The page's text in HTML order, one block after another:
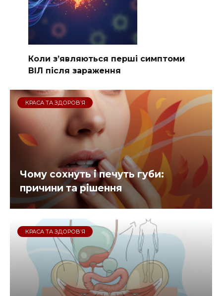
Коли з’являються перші симптоми
ВІЛ після зараження
КРАСА ТА ЗДОРОВ’Я
Чому сохнуть і печуть губи:
причини та рішення
КРАСА ТА ЗДОРОВ’Я